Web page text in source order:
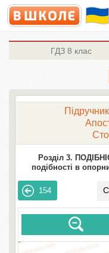
ГДЗ 8 клас
Розділ 3.
подібності в
154